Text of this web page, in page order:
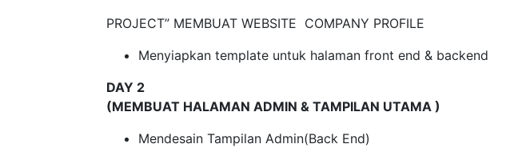
PROJECT” MEMBUAT WEBSITE COMPANY PROFILE
Menyiapkan template untuk halaman front end & backend
DAY 2
(MEMBUAT HALAMAN ADMIN & TAMPILAN UTAMA )
Mendesain Tampilan Admin(Back End)